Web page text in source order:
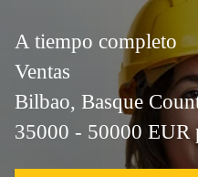
A tiempo completo
Ventas
Bilbao, Basque
35000 - 50000 EUR